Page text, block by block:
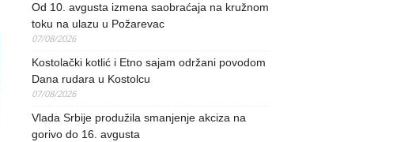
Od 10. avgusta izmena saobraćaja na kružnom
toku na ulazu u Požarevac
07/08/2026
Kostolački kotlić i Etno sajam održani povodom
Dana rudara u Kostolcu
07/08/2026
Vlada Srbije produžila smanjenje akciza na
gorivo do 16. avgusta